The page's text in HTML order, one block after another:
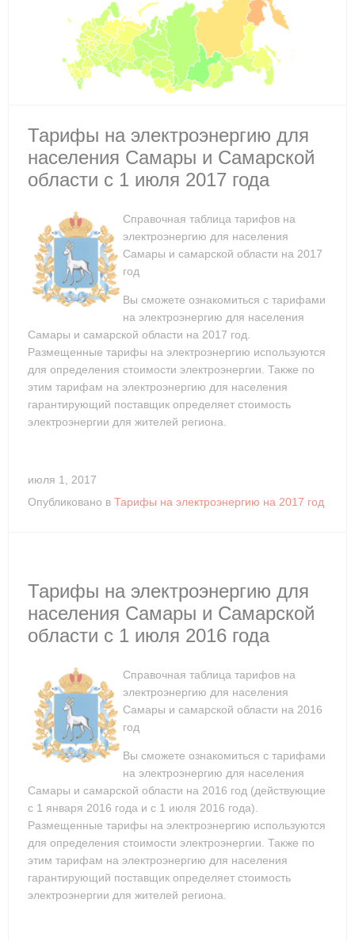
Тарифы на электроэнергию для
населения Самары и Самарской
области с 1 июля 2017 года
Справочная таблица тарифов на
электроэнергию для населения
Самары и самарской области на 2017
год
Вы сможете ознакомиться с тарифами
на электроэнергию для населения
Самары и самарской области на 2017 год.
Размещенные тарифы на электроэнергию используются
для определения стоимости электроэнергии. Также по
этим тарифам на электроэнергию для населения
гарантирующий поставщик определяет стоимость
электроэнергии для жителей региона.
июля 1, 2017
Опубликовано в Тарифы на электроэнергию на 2017 год
Тарифы на электроэнергию для
населения Самары и Самарской
области с 1 июля 2016 года
Справочная таблица тарифов на
электроэнергию для населения
Самары и самарской области на 2016
год
Вы сможете ознакомиться с тарифами
на электроэнергию для населения
Самары и самарской области на 2016 год (действующие
с 1 января 2016 года и с 1 июля 2016 года).
Размещенные тарифы на электроэнергию используются
для определения стоимости электроэнергии. Также по
этим тарифам на электроэнергию для населения
гарантирующий поставщик определяет стоимость
электроэнергии для жителей региона.